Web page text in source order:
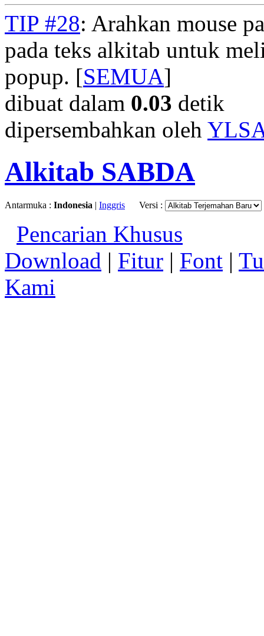
TIP #28: Arahkan mouse
pada teks alkitab untuk
popup. [SEMUA]
dibuat dalam 0.03 detik
dipersembahkan oleh
Alkitab SABDA
Antarmuka : Indonesia | Inggris Versi :
Pencarian Khusus
Download | Fitur | Font |
Kami